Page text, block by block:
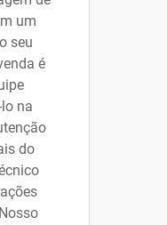
um
seu
é
na
do